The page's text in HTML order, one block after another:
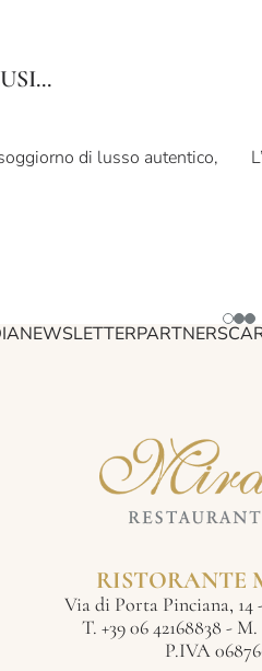
di lusso autentico,
NEWSLETTERPARTNERS
RISTORANTE
Via di Porta Pinciana, 14
T. +39 06 42168838 - M.
P.IVA